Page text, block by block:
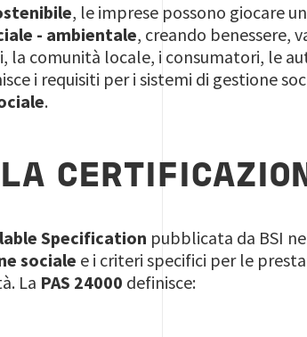
, le imprese possono giocare
- ambientale, creando benessere,
la comunità locale, i consumatori, le
i requisiti per i sistemi di gestione
.
Specification pubblicata da BSI
sociale e i criteri specifici per le
La PAS 24000 definisce: